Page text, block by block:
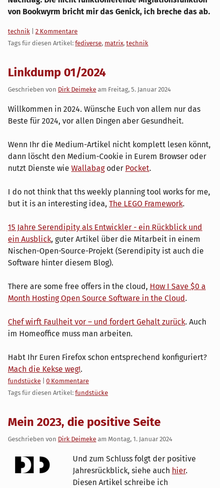
von Bookwyrm bricht mir das Genick, ich breche das ab.
Kategorien:
technik
2 Kommentare
Tags für diesen Artikel: fediverse, matrix, technik
Linkdump 01/2024
Geschrieben von Dirk Deimeke am Freitag, 5. Januar 2024
Willkommen in 2024. Wünsche Euch von allem nur das
Beste für 2024, vor allen Dingen aber Gesundheit.
Wenn Ihr die Medium-Artikel nicht komplett lesen könnt,
dann löscht den Medium-Cookie in Eurem Browser oder
nutzt Dienste wie Wallabagoder Pocket.
I do not think that ths weekly planning tool works for me,
but it is an interesting idea, The LEGO Framework.
15 Jahre Serendipity als Entwickler - ein Rückblick und
ein Ausblick, guter Artikel über die Mitarbeit in einem
Nischen-Open-Source-Projekt (Serendipity ist auch die
Software hinter diesem Blog).
There are some free offers in the cloud, How I Save $0 a
Month Hosting Open Source Software in the Cloud.
Chef wirft Faulheit vor – und fordert Gehalt zurück. Auch
im Homeoffice muss man arbeiten.
Habt Ihr Euren Firefox schon entsprechend konfiguriert?
Mach die Kekse weg!.
Kategorien:
fundstücke
0 Kommentare
Tags für diesen Artikel: fundstücke
Mein 2023, die positive Seite
Geschrieben von Dirk Deimeke am Montag, 1. Januar 2024
Und zum Schluss folgt der positive
Jahresrückblick, siehe auch hier.
Diesen Artikel schreibe ich